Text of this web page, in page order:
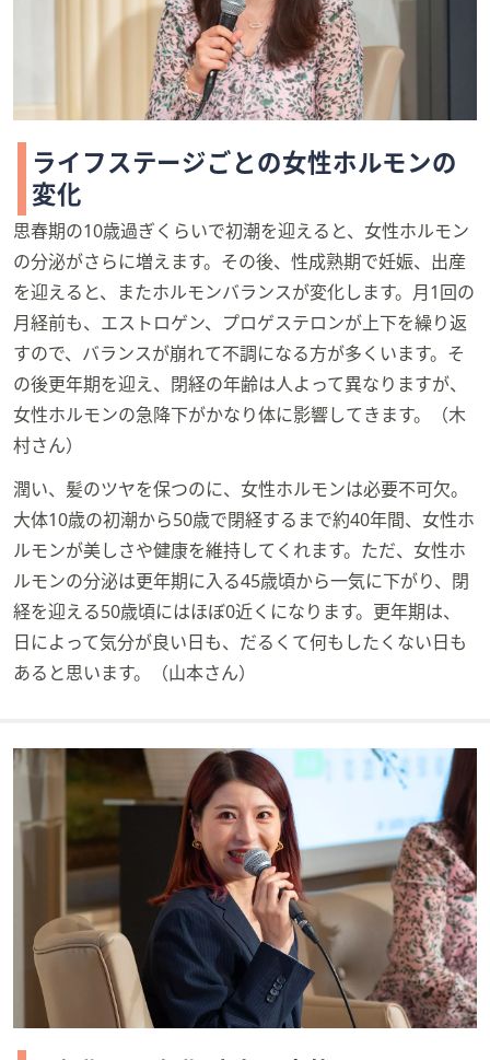
ライフステージごとの女性ホルモンの
変化
思春期の10歳過ぎくらいで初潮を迎えると、女性ホルモン
の分泌がさらに増えます。その後、性成熟期で妊娠、出産
を迎えると、またホルモンバランスが変化します。月1回の
月経前も、エストロゲン、プロゲステロンが上下を繰り返
すので、バランスが崩れて不調になる方が多くいます。そ
の後更年期を迎え、閉経の年齢は人よって異なりますが、
女性ホルモンの急降下がかなり体に影響してきます。（木
村さん）
潤い、髪のツヤを保つのに、女性ホルモンは必要不可欠。
大体10歳の初潮から50歳で閉経するまで約40年間、女性ホ
ルモンが美しさや健康を維持してくれます。ただ、女性ホ
ルモンの分泌は更年期に入る45歳頃から一気に下がり、閉
経を迎える50歳頃にはほぼ0近くになります。更年期は、
日によって気分が良い日も、だるくて何もしたくない日も
あると思います。（山本さん）